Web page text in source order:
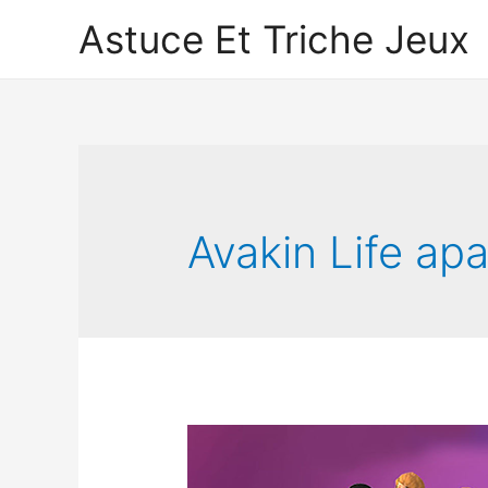
Astuce Et Triche Jeux
Avakin Life